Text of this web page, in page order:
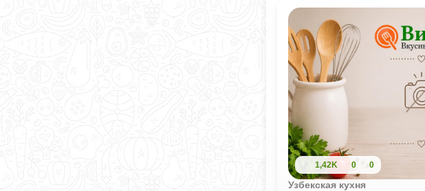
1,42K 0 0
Узбекская кухня